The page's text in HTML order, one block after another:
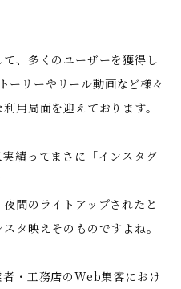
て、多くのユーザーを獲得し
リーやリール動画など様々
用局面を迎えております。
績ってまさに「インスタグ
間のライトアップされたと
タ映えそのものですよね。
・工務店のWeb集客におけ